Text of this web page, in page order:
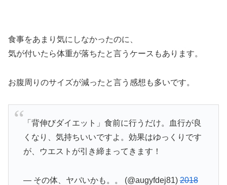
食事をあまり気にしなかったのに、
気が付いたら体重が落ちたと言うケースもあります。
お腹周りのサイズが減ったと言う感想も多いです。
「背伸びダイエット」食前に行うだけ。血行が良
くなり、気持ちいいですよ。効果はゆっくりです
が、ウエストが引き締まってきます！
— その体、ヤバいかも。。 (@augyfdej81)2018